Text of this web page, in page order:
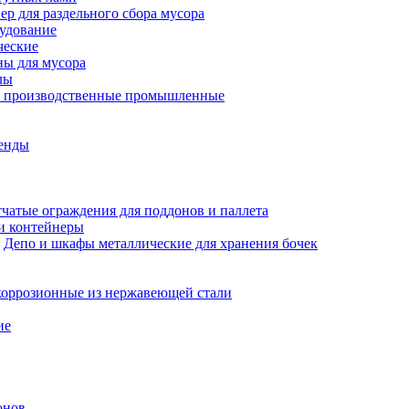
для раздельного сбора мусора
для мусора
производственные промышленные
ограждения для поддонов и паллета
контейнеры
Депо и шкафы металлические для хранения бочек
из нержавеющей стали